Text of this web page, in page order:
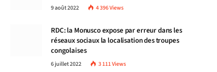
9 août 2022 4 396Views
RDC: la Monusco expose par erreur dans les
réseaux sociaux la localisation des troupes
congolaises
6 juillet 2022 3 111Views